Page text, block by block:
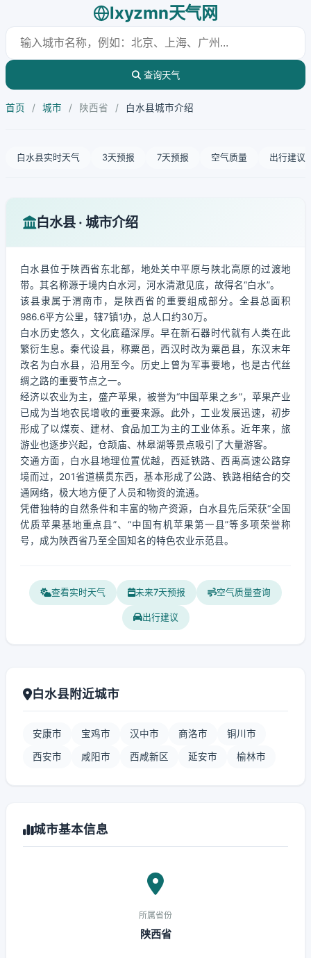
lxyzmn天气网
查询天气
首页 / 城市 / 陕西省 / 白水县城市介绍
白水县实时天气 3天预报 7天预报 空气质量 出行建议
白水县 · 城市介绍
白水县位于陕西省东北部，地处关中平原与陕北高原的过渡地
带。其名称源于境内白水河，河水清澈见底，故得名“白水”。
该县隶属于渭南市，是陕西省的重要组成部分。全县总面积
986.6平方公里，辖7镇1办，总人口约30万。
白水历史悠久，文化底蕴深厚。早在新石器时代就有人类在此
繁衍生息。秦代设县，称粟邑，西汉时改为粟邑县，东汉末年
改名为白水县，沿用至今。历史上曾为军事要地，也是古代丝
绸之路的重要节点之一。
经济以农业为主，盛产苹果，被誉为“中国苹果之乡”，苹果产业
已成为当地农民增收的重要来源。此外，工业发展迅速，初步
形成了以煤炭、建材、食品加工为主的工业体系。近年来，旅
游业也逐步兴起，仓颉庙、林皋湖等景点吸引了大量游客。
交通方面，白水县地理位置优越，西延铁路、西禹高速公路穿
境而过，201省道横贯东西，基本形成了公路、铁路相结合的交
通网络，极大地方便了人员和物资的流通。
凭借独特的自然条件和丰富的物产资源，白水县先后荣获“全国
优质苹果基地重点县”、“中国有机苹果第一县”等多项荣誉称
号，成为陕西省乃至全国知名的特色农业示范县。
查看实时天气 未来7天预报 空气质量查询
出行建议
白水县附近城市
安康市 宝鸡市 汉中市 商洛市 铜川市
西安市 咸阳市 西咸新区 延安市 榆林市
城市基本信息
所属省份
陕西省